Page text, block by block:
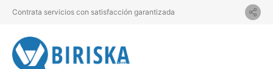
Contrata servicios con satisfacción garantizada